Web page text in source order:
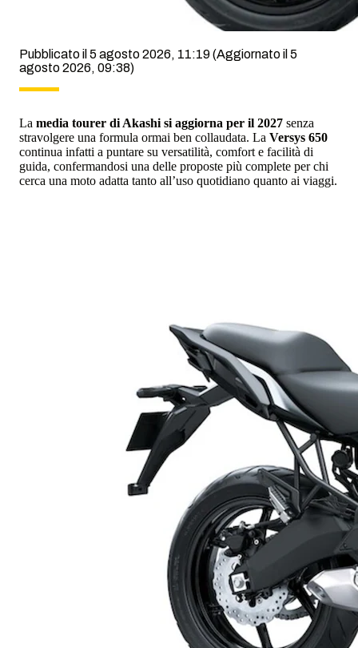
Pubblicato il 5 agosto 2026, 11:19(Aggiornato il 5
agosto 2026, 09:38)
La media tourer di Akashi si aggiorna per il 2027 senza
stravolgere una formula ormai ben collaudata. La Versys 650
continua infatti a puntare su versatilità, comfort e facilità di
guida, confermandosi una delle proposte più complete per chi
cerca una moto adatta tanto all’uso quotidiano quanto ai viaggi.